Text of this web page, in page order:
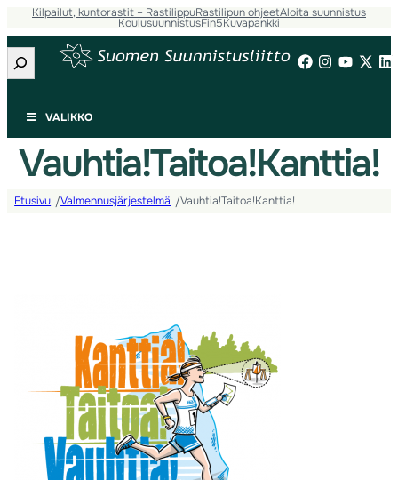
Kilpailut, kuntorastit – RastilippuRastilipun ohjeetAloita suunnistus
KoulusuunnistusFin5Kuvapankki
Etsi
VALIKKO
Vauhtia!Taitoa!Kanttia!
Etusivu /Valmennusjärjestelmä /Vauhtia!Taitoa!Kanttia!